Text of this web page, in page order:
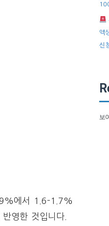
에서 1.6-1.7%
영한 것입니다.
액
신
보